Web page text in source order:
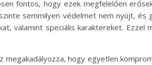
fontos, hogy ezek megfelelően
semmilyen védelmet nem nyújt,
valamint speciális karaktereket. Ezzel
megakadályozza, hogy egyetlen